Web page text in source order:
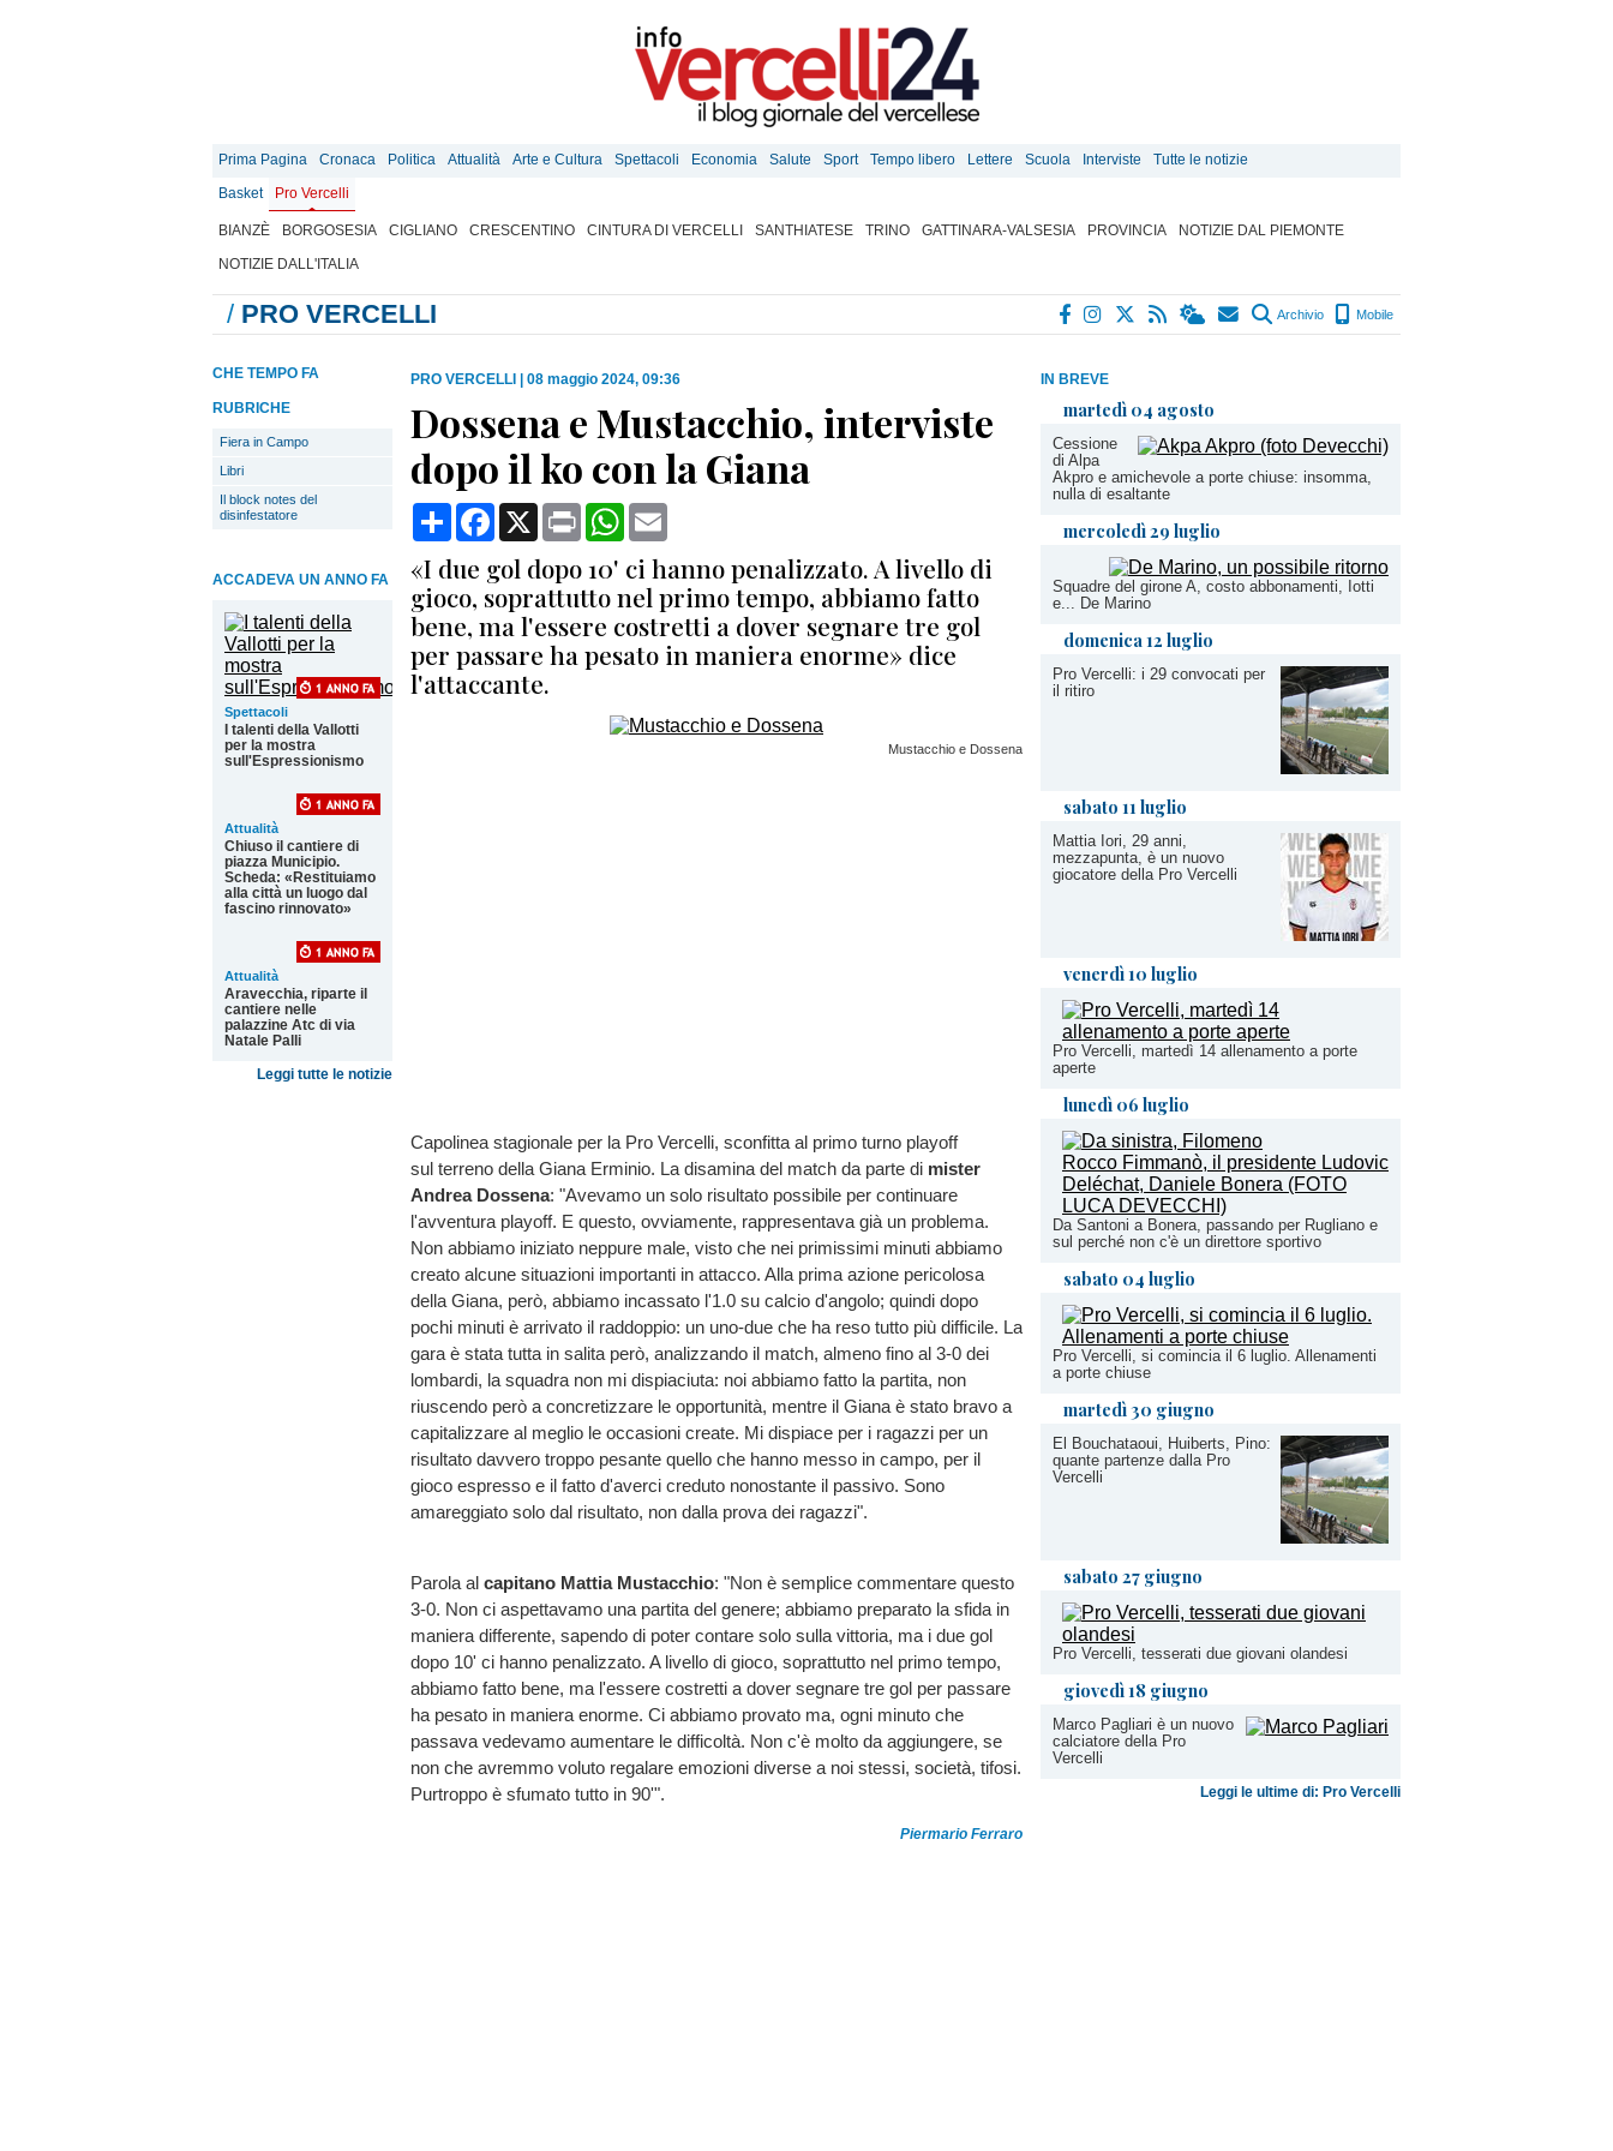
Prima Pagina Cronaca Politica Attualità Arte e Cultura Spettacoli Economia Salute Sport Tempo libero Lettere Scuola Interviste
Tutte le notizie
Basket
Pro Vercelli
BIANZÈ BORGOSESIA CIGLIANO CRESCENTINO CINTURA DI VERCELLI SANTHIATESE TRINO GATTINARA-VALSESIA PROVINCIA
NOTIZIE DAL PIEMONTE
NOTIZIE DALL'ITALIA
/ PRO VERCELLI Archivio Mobile
IN BREVE
martedì 04 agosto
Cessione
di Alpa
Akpro e amichevole a porte chiuse: insomma,
nulla di esaltante
mercoledì 29 luglio
Squadre del girone A, costo abbonamenti, Iotti
e... De Marino
domenica 12 luglio
Pro Vercelli: i 29 convocati per
il ritiro
sabato 11 luglio
Mattia Iori, 29 anni,
mezzapunta, è un nuovo
giocatore della Pro Vercelli
venerdì 10 luglio
Pro Vercelli, martedì 14 allenamento a porte
aperte
lunedì 06 luglio
Da Santoni a Bonera, passando per Rugliano e
sul perché non c'è un direttore sportivo
sabato 04 luglio
Pro Vercelli, si comincia il 6 luglio. Allenamenti
a porte chiuse
martedì 30 giugno
El Bouchataoui, Huiberts, Pino:
quante partenze dalla Pro
Vercelli
sabato 27 giugno
Pro Vercelli, tesserati due giovani olandesi
giovedì 18 giugno
Marco Pagliari è un nuovo
calciatore della Pro
Vercelli
Leggi le ultime di: Pro Vercelli
CHE TEMPO FA
RUBRICHE
Fiera in Campo
Libri
Il block notes del
disinfestatore
ACCADEVA UN ANNO FA
Spettacoli
I talenti della Vallotti
per la mostra
sull'Espressionismo
Attualità
Chiuso il cantiere di
piazza Municipio.
Scheda: «Restituiamo
alla città un luogo dal
fascino rinnovato»
Attualità
Aravecchia, riparte il
cantiere nelle
palazzine Atc di via
Natale Palli
Leggi tutte le notizie
PRO VERCELLI 08 maggio 2024, 09:36
Dossena e Mustacchio, interviste
dopo il ko con la Giana
CondividiFacebook
X Print WhatsApp
«I due gol dopo 10' ci hanno penalizzato. A livello di
gioco, soprattutto nel primo tempo, abbiamo fatto
bene, ma l'essere costretti a dover segnare tre gol
per passare ha pesato in maniera enorme» dice
l'attaccante.
Mustacchio e Dossena
Capolinea stagionale per la Pro Vercelli, sconfitta al primo turno playoff
sul terreno della Giana Erminio. La disamina del match da parte di mister
Andrea Dossena: "Avevamo un solo risultato possibile per continuare
l'avventura playoff. E questo, ovviamente, rappresentava già un problema.
Non abbiamo iniziato neppure male, visto che nei primissimi minuti abbiamo
creato alcune situazioni importanti in attacco. Alla prima azione pericolosa
della Giana, però, abbiamo incassato l'1.0 su calcio d'angolo; quindi dopo
pochi minuti è arrivato il raddoppio: un uno-due che ha reso tutto più difficile. La
gara è stata tutta in salita però, analizzando il match, almeno fino al 3-0 dei
lombardi, la squadra non mi dispiaciuta: noi abbiamo fatto la partita, non
riuscendo però a concretizzare le opportunità, mentre il Giana è stato bravo a
capitalizzare al meglio le occasioni create. Mi dispiace per i ragazzi per un
risultato davvero troppo pesante quello che hanno messo in campo, per il
gioco espresso e il fatto d'averci creduto nonostante il passivo. Sono
amareggiato solo dal risultato, non dalla prova dei ragazzi".
Parola al capitano Mattia Mustacchio: "Non è semplice commentare questo
3-0. Non ci aspettavamo una partita del genere; abbiamo preparato la sfida in
maniera differente, sapendo di poter contare solo sulla vittoria, ma i due gol
dopo 10' ci hanno penalizzato. A livello di gioco, soprattutto nel primo tempo,
abbiamo fatto bene, ma l'essere costretti a dover segnare tre gol per passare
ha pesato in maniera enorme. Ci abbiamo provato ma, ogni minuto che
passava vedevamo aumentare le difficoltà. Non c'è molto da aggiungere, se
non che avremmo voluto regalare emozioni diverse a noi stessi, società, tifosi.
Purtroppo è sfumato tutto in 90'".
Piermario Ferraro